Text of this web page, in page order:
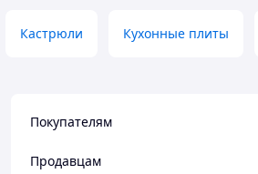
Кастрюли Кухонные плиты
Покупателям
Продавцам